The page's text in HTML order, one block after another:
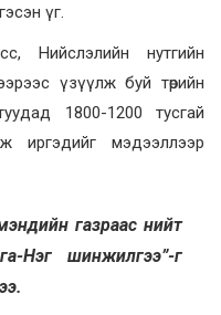
үг.
Нийслэлийн нутгийн
үзүүлж буй төрийн
1800-1200 тусгай
иргэдийг мэдээллээр
газраас нийт
Нэг шинжилгээ”-г